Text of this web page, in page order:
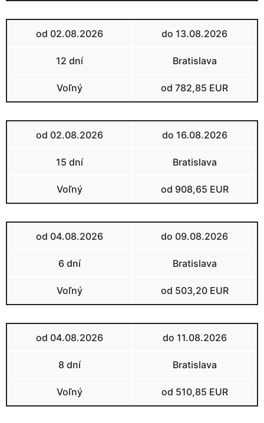
od 02.08.2026 do 13.08.2026
12 dní Bratislava
Voľný od 782,85 EUR
od 02.08.2026 do 16.08.2026
15 dní Bratislava
Voľný od 908,65 EUR
od 04.08.2026 do 09.08.2026
6 dní Bratislava
Voľný od 503,20 EUR
od 04.08.2026 do 11.08.2026
8 dní Bratislava
Voľný od 510,85 EUR